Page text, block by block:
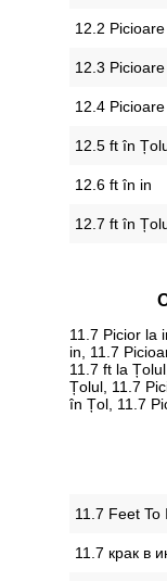
12.2
12.3
12.4
12.5 ft în
12.6 ft în in
12.7 ft în
11.7 Picior la
in, 11.7
11.7 ft la
Țolul, 11.7
în Țol, 11.7
‎11.7 Feet To
‎11.7 крак в